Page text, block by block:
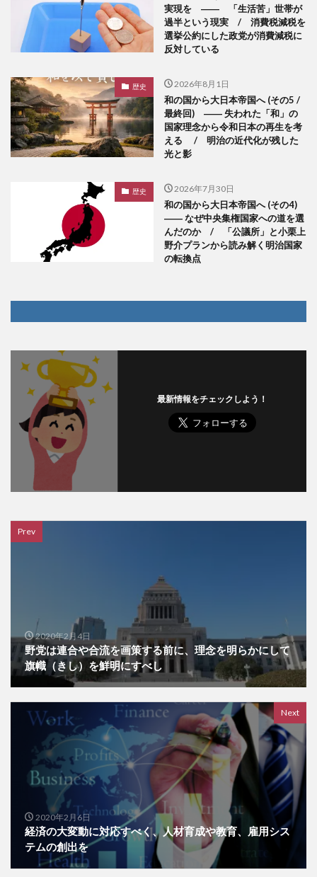
実現を ―― 「生活苦」世帯が
過半という現実 / 消費税減税を
選挙公約にした政党が消費減税に
反対している
歴史 2026年8月1日
和の国から大日本帝国へ (その5 /
最終回) ―― 失われた「和」の
国家理念から令和日本の再生を考
える / 明治の近代化が残した
光と影
歴史 2026年7月30日
和の国から大日本帝国へ (その4)
―― なぜ中央集権国家への道を選
んだのか / 「公議所」と小栗上
野介プランから読み解く明治国家
の転換点
最新情報をチェックしよう！
Prev
2020年2月4日
野党は連合や合流を画策する前に、理念を明らかにして
旗幟（きし）を鮮明にすべし
Next
2020年2月6日
経済の大変動に対応すべく、人材育成や教育、雇用シス
テムの創出を